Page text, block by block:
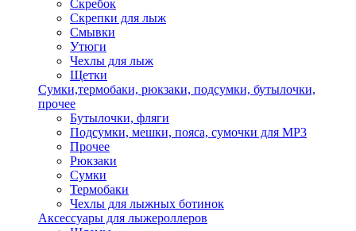
Скребок
Скрепки для лыж
Смывки
Утюги
Чехлы для лыж
Щетки
Сумки,термобаки, рюкзаки, подсумки, бутылочки,
прочее
Бутылочки, фляги
Подсумки, мешки, пояса, сумочки для MP3
Прочее
Рюкзаки
Сумки
Термобаки
Чехлы для лыжных ботинок
Аксессуары для лыжероллеров